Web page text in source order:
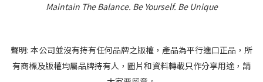
Maintain The Balance. Be Yourself.Be Unique
聲明: 本公司並沒有持有任何品牌之版權，產品為平行進口正品，所
有商標及版權均屬品牌持有人，圖片和資料轉載只作分享用途，請